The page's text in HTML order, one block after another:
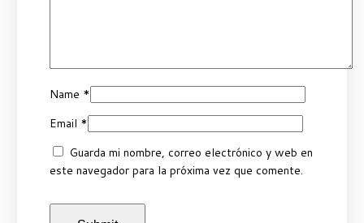
Name *
Email *
Guarda mi nombre, correo electrónico y web en
este navegador para la próxima vez que comente.